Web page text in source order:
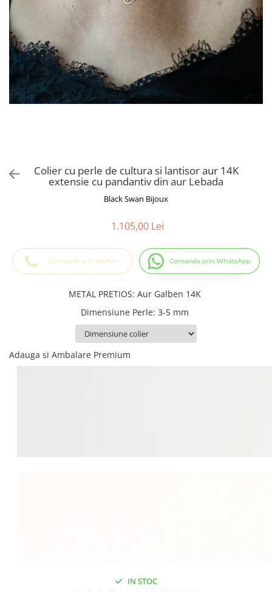
Cadouri pentru Absolvire
Cadou Educatoare / Invatatoare /
Profesoare
Cadouri Cupluri
Cercei din aur
Bijuterii Profesii
Bijuterii Pasiuni & Hobby
Bijuterii Tematice Sport
Bijuterii cu mesaj Motivational
Bijuterii personalizate cu poza
Colier cu perle de cultura si lantisor aur 14K
extensie cu pandantiv din aur Lebada
Black Swan Bijoux
1.105,00 Lei
METAL PRETIOS: Aur Galben 14K
Dimensiune Perle: 3-5 mm
Adauga si Ambalare Premium
IN STOC